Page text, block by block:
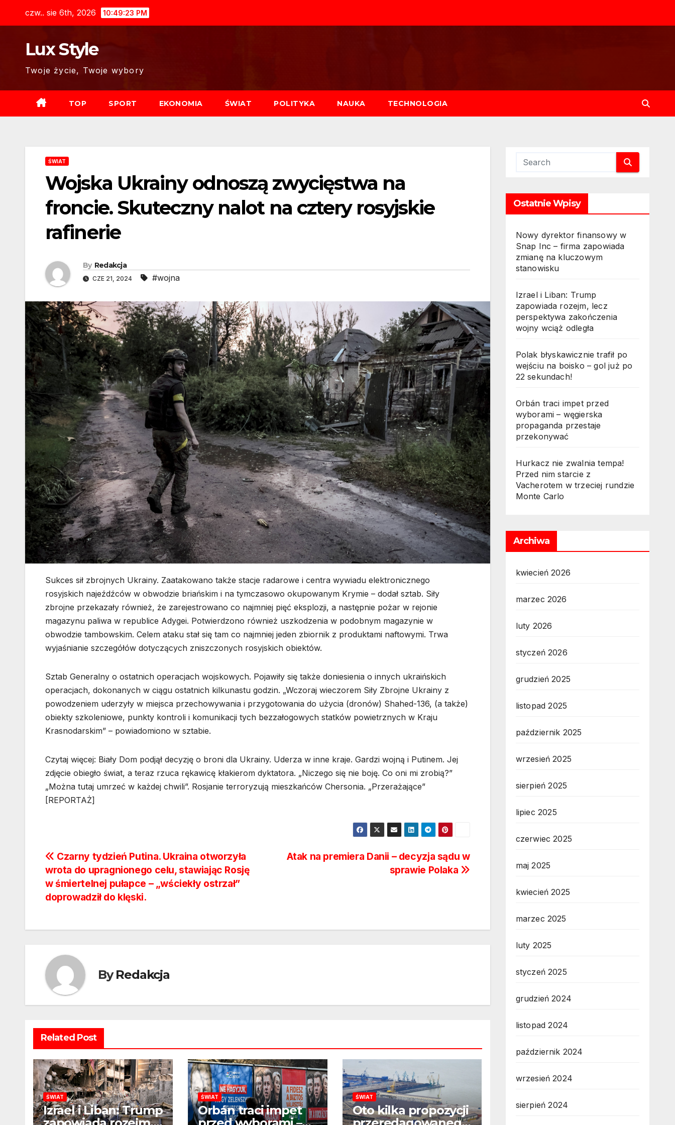
czw.. sie 6th, 2026 10:49:25 PM
Lux Style
Twoje życie, Twoje wybory
TOP SPORT EKONOMIA ŚWIAT POLITYKA NAUKA TECHNOLOGIA
ŚWIAT
Wojska Ukrainy odnoszą zwycięstwa na
froncie. Skuteczny nalot na cztery rosyjskie
rafinerie
By Redakcja
CZE 21, 2024 #wojna
Sukces sił zbrojnych Ukrainy. Zaatakowano także stacje radarowe i centra wywiadu elektronicznego
rosyjskich najeźdźców w obwodzie briańskim i na tymczasowo okupowanym Krymie – dodał sztab. Siły
zbrojne przekazały również, że zarejestrowano co najmniej pięć eksplozji, a następnie pożar w rejonie
magazynu paliwa w republice Adygei. Potwierdzono również uszkodzenia w podobnym magazynie w
obwodzie tambowskim. Celem ataku stał się tam co najmniej jeden zbiornik z produktami naftowymi. Trwa
wyjaśnianie szczegółów dotyczących zniszczonych rosyjskich obiektów.
Sztab Generalny o ostatnich operacjach wojskowych. Pojawiły się także doniesienia o innych ukraińskich
operacjach, dokonanych w ciągu ostatnich kilkunastu godzin. „Wczoraj wieczorem Siły Zbrojne Ukrainy z
powodzeniem uderzyły w miejsca przechowywania i przygotowania do użycia (dronów) Shahed-136, (a także)
obiekty szkoleniowe, punkty kontroli i komunikacji tych bezzałogowych statków powietrznych w Kraju
Krasnodarskim” – powiadomiono w sztabie.
Czytaj więcej: Biały Dom podjął decyzję o broni dla Ukrainy. Uderza w inne kraje. Gardzi wojną i Putinem. Jej
zdjęcie obiegło świat, a teraz rzuca rękawicę kłakierom dyktatora. „Niczego się nie boję. Co oni mi zrobią?”
„Można tutaj umrzeć w każdej chwili”. Rosjanie terroryzują mieszkańców Chersonia. „Przerażające”
[REPORTAŻ]
Nawigacja
wpisu
Atak na premiera Danii – decyzja sądu w
sprawie Polaka
Czarny tydzień Putina. Ukraina otworzyła
wrota do upragnionego celu, stawiając Rosję
w śmiertelnej pułapce – „wściekły ostrzał”
doprowadził do klęski.
ByRedakcja
Related Post
ŚWIAT
Izrael i Liban: Trump
ŚWIAT
Orbán traci impet
ŚWIAT
Oto kilka propozycji
Ostatnie Wpisy
Nowy dyrektor finansowy w
Snap Inc – firma zapowiada
zmianę na kluczowym
stanowisku
Izrael i Liban: Trump
zapowiada rozejm, lecz
perspektywa zakończenia
wojny wciąż odległa
Polak błyskawicznie trafił po
wejściu na boisko – gol już po
22 sekundach!
Orbán traci impet przed
wyborami – węgierska
propaganda przestaje
przekonywać
Hurkacz nie zwalnia tempa!
Przed nim starcie z
Vacherotem w trzeciej rundzie
Monte Carlo
Archiwa
kwiecień 2026
marzec 2026
luty 2026
styczeń 2026
grudzień 2025
listopad 2025
październik 2025
wrzesień 2025
sierpień 2025
lipiec 2025
czerwiec 2025
maj 2025
kwiecień 2025
marzec 2025
luty 2025
styczeń 2025
grudzień 2024
listopad 2024
październik 2024
wrzesień 2024
sierpień 2024